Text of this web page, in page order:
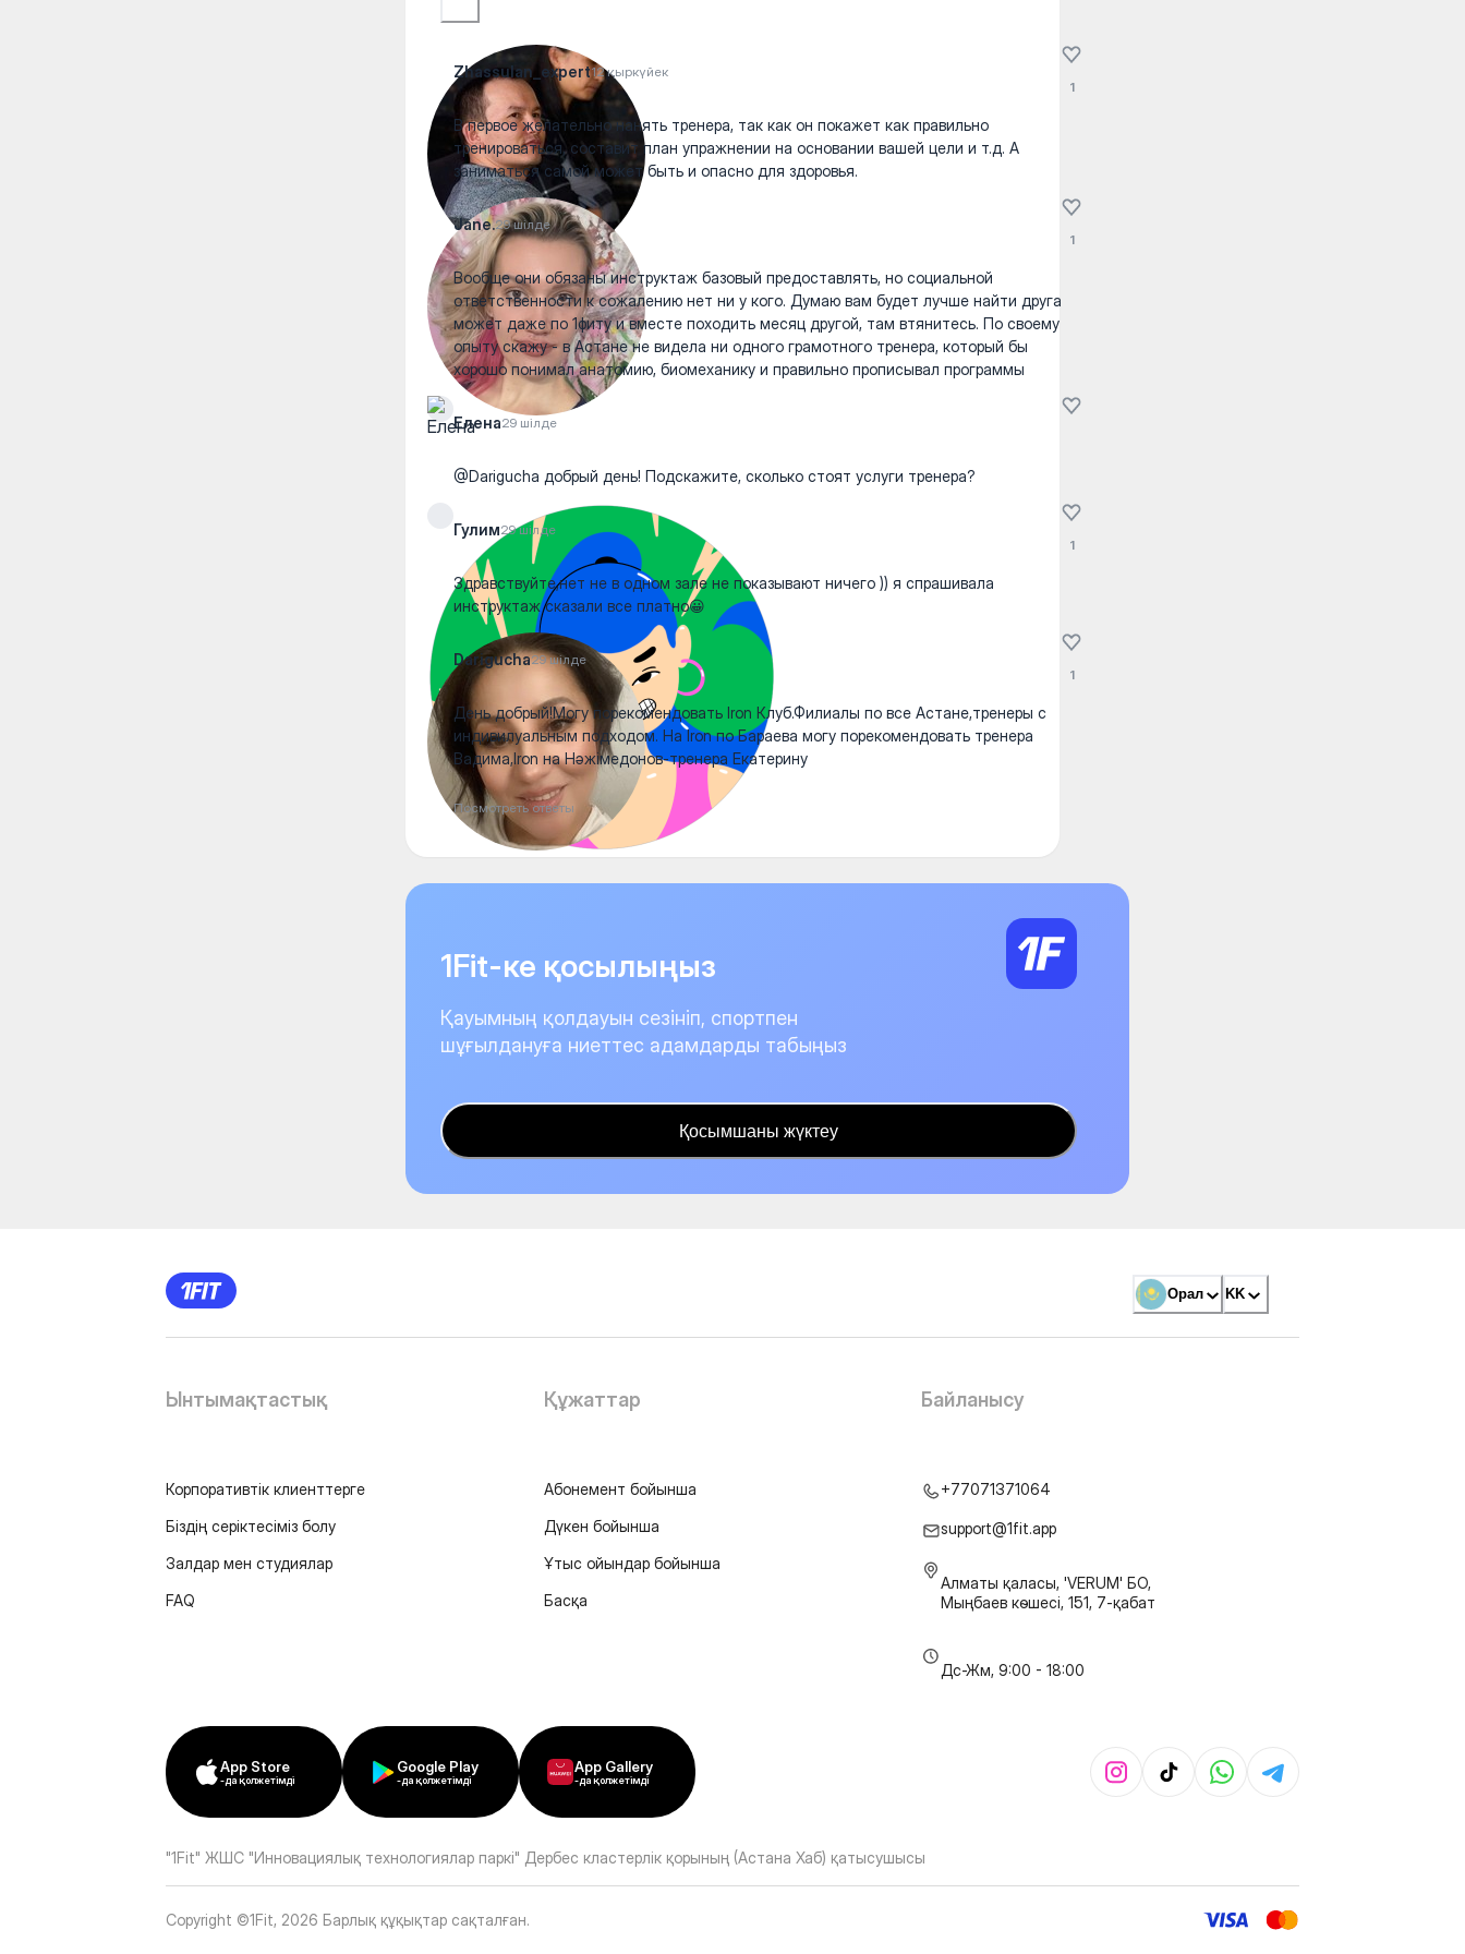
Zhassulan_expert12 қыркүйек
В первое желательно нанять тренера, так как он покажет как правильно
тренироваться, составит план упражнении на основании вашей цели и т.д. А
заниматься самой может быть и опасно для здоровья.
1
Jane.29 шілде
Вообще они обязаны инструктаж базовый предоставлять, но социальной
ответственности к сожалению нет ни у кого. Думаю вам будет лучше найти друга
может даже по 1фиту и вместе походить месяц другой, там втянитесь. По своему
опыту скажу - в Астане не видела ни одного грамотного тренера, который бы
хорошо понимал анатомию, биомеханику и правильно прописывал программы
1
Елена29 шілде
@Darigucha добрый день! Подскажите, сколько стоят услуги тренера?
Гулим29 шілде
Здравствуйте,нет не в одном зале не показывают ничего )) я спрашивала
инструктаж сказали все платно😀
1
Darigucha29 шілде
День добрый!Могу порекомендовать Iron Клуб.Филиалы по все Астане,тренеры с
индивилуальным подходом. На Iron по Бараева могу порекомендовать тренера
Вадима,Iron на Нәжімедонов-тренера Екатерину
Посмотреть ответы
1
1Fit-ке қосылыңыз
Қауымның қолдауын сезініп, спортпен
шұғылдануға ниеттес адамдарды табыңыз
Қосымшаны жүктеу
Орал KK
Ынтымақтастық
Корпоративтік клиенттерге
Біздің серіктесіміз болу
Залдар мен студиялар
FAQ
Құжаттар
Абонемент бойынша
Дүкен бойынша
Ұтыс ойындар бойынша
Басқа
Байланысу
+77071371064
support@1fit.app
Алматы қаласы, 'VERUM' БО,
Мыңбаев көшесі, 151, 7-қабат
Дс-Жм, 9:00 - 18:00
App Store
-да қолжетімді
Google Play
-да қолжетімді
App Gallery
-да қолжетімді
"1Fit" ЖШС "Инновациялық технологиялар паркі" Дербес кластерлік қорының (Астана Хаб) қатысушысы
Copyright ©1Fit, 2026 Барлық құқықтар сақталған.